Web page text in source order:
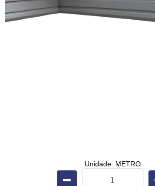
Unidade: METRO